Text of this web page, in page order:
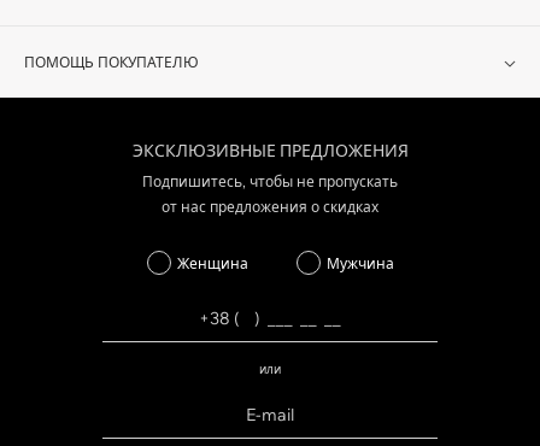
ПОМОЩЬ ПОКУПАТЕЛЮ
ЭКСКЛЮЗИВНЫЕ ПРЕДЛОЖЕНИЯ
Подпишитесь, чтобы не пропускать
от нас предложения о скидках
Женщина Мужчина
или